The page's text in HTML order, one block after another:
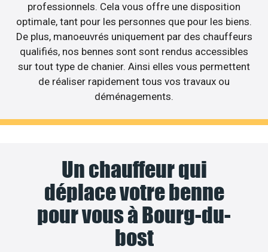
professionnels. Cela vous offre une disposition
optimale, tant pour les personnes que pour les biens.
De plus, manoeuvrés uniquement par des chauffeurs
qualifiés, nos bennes sont sont rendus accessibles
sur tout type de chanier. Ainsi elles vous permettent
de réaliser rapidement tous vos travaux ou
déménagements.
Un chauffeur qui
déplace votre benne
pour vous à Bourg-du-
bost